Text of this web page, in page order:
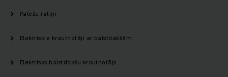
Palešu ratiņi
Elektriskie krautņotāji ar balstdakšām
Elektrisks balstdakšu krautņotājs